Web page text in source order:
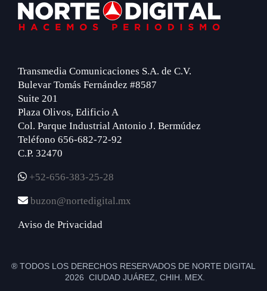
Footer
Transmedia Comunicaciones S.A. de C.V.
Bulevar Tomás Fernández #8587
Suite 201
Plaza Olivos, Edificio A
Col. Parque Industrial Antonio J. Bermúdez
Teléfono 656-682-72-92
C.P. 32470
+52-656-383-25-28
buzon@nortedigital.mx
Aviso de Privacidad
® TODOS LOS DERECHOS RESERVADOS DE NORTE DIGITAL
2026 CIUDAD JUÁREZ, CHIH. MEX.